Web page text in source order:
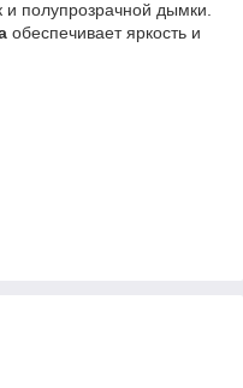
и полупрозрачной дымки.
обеспечивает яркость и